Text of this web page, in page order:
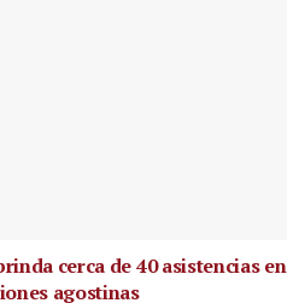
cerca de 40 asistencias en
agostinas